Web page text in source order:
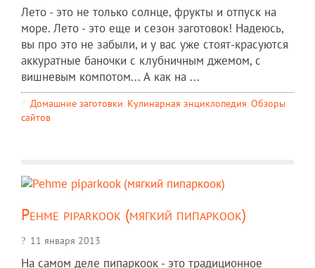
Лето - это не только солнце, фрукты и отпуск на
море. Лето - это еще и сезон заготовок! Надеюсь,
вы про это не забыли, и у вас уже стоят-красуются
аккуратные баночки с клубничным джемом, с
вишневым компотом... А как на ...
Домашние заготовки, Кулинарная энциклопедия, Обзоры
сайтов
Pehme piparkook (мягкий пипаркоок)
11 января 2013
На самом деле пипаркоок - это традиционн­ое